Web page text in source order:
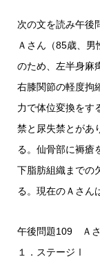
次の文を読み午後
Ａさん（85歳、
のため、左半身麻
右膝関節の軽度拘
力で体位変換をす
禁と尿失禁とがあ
る。仙骨部に褥瘡
下脂肪組織までの
る。現在のＡさん
午後問題109 Ａさ
１．ステージⅠ